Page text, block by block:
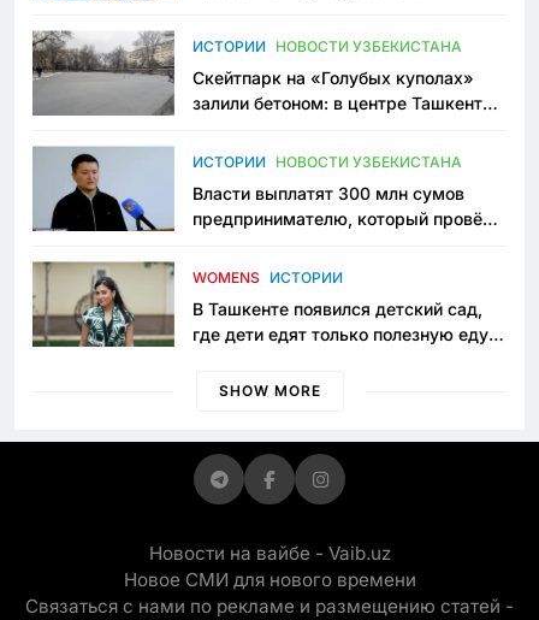
Узбекистане
ИСТОРИИ НОВОСТИ УЗБЕКИСТАНА
Скейтпарк на «Голубых куполах»
залили бетоном: в центре Ташкента
пространство
ИСТОРИИ НОВОСТИ УЗБЕКИСТАНА
Власти выплатят 300 млн сумов
предпринимателю, который провёл
приговору
WOMENS ИСТОРИИ
В Ташкенте появился детский сад,
где дети едят только полезную еду.
просить «кашу без сахара»
SHOW MORE
Новости на вайбе - Vaib.uz
Новое СМИ для нового времени
Связаться с нами по рекламе и размещению статей -